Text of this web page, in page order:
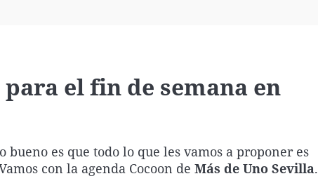
el fin de semana en
es que todo lo que les vamos a proponer es
con la agenda Cocoon de Más de Uno Sevilla.